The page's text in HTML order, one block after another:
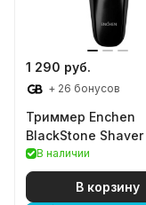
1 290 руб.
+ 26 бонусов
Триммер Enchen
BlackStone Shaver
В наличии
В корзину